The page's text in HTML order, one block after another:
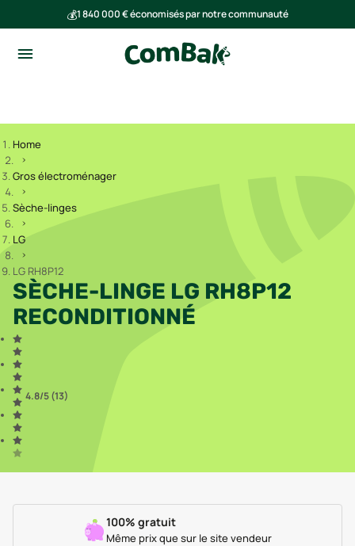
💰1 840 000 € économisés par notre communauté
Home
Gros électroménager
Sèche-linges
LG
LG RH8P12
SÈCHE-LINGE LG RH8P12
RECONDITIONNÉ
4.8/5 (13)
100% gratuit
Même prix que sur le site vendeur